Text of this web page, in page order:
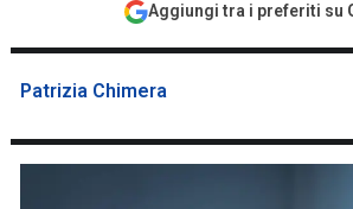
Aggiungi tra i preferiti su
Patrizia Chimera